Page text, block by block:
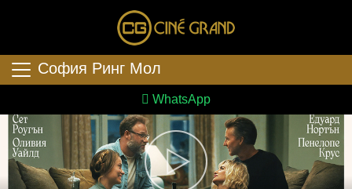
София Ринг Мол
WhatsApp